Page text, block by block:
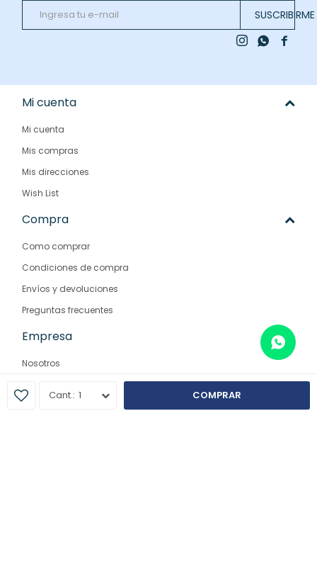
1 COMPRAR
SUSCRIBIRME

 
Mi cuenta
Mi cuenta
Mis compras
Mis direcciones
Wish List
Compra
Como comprar
Condiciones de compra
Envíos y devoluciones
Preguntas frecuentes
Empresa
Nosotros